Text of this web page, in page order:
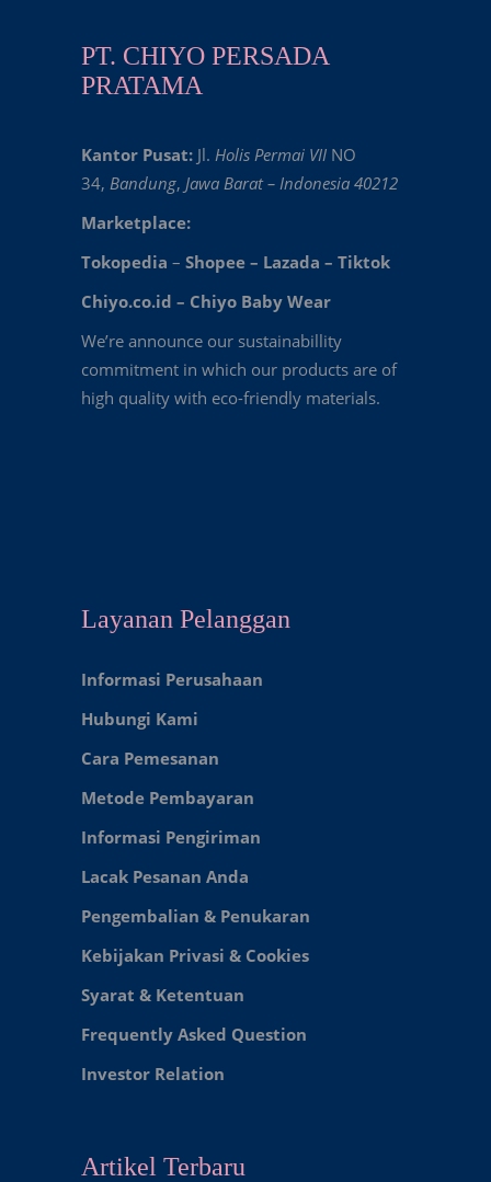
PT. CHIYO PERSADA
PRATAMA
Kantor Pusat: Jl. Holis Permai VII NO
34, Bandung, Jawa Barat – Indonesia 40212
Marketplace:
Tokopedia – Shopee – Lazada – Tiktok
Chiyo.co.id – Chiyo Baby Wear
We’re announce our sustainabillity
commitment in which our products are of
high quality with eco-friendly materials.
Layanan Pelanggan
Informasi Perusahaan
Hubungi Kami
Cara Pemesanan
Metode Pembayaran
Informasi Pengiriman
Lacak Pesanan Anda
Pengembalian & Penukaran
Kebijakan Privasi & Cookies
Syarat & Ketentuan
Frequently Asked Question
Investor Relation
Artikel Terbaru